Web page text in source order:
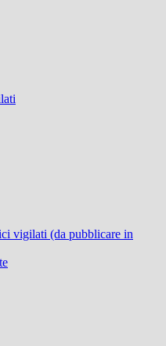
vigilati (da pubblicare in